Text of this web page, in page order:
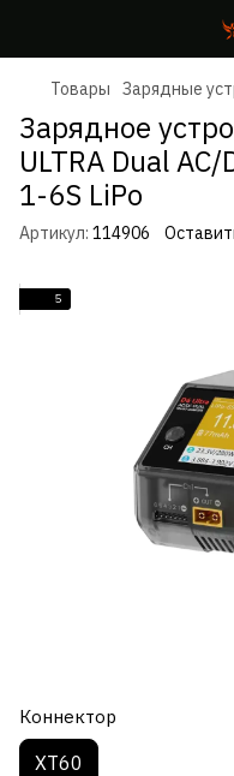
Товары Зарядные
Зарядное
ULTRA Dual
1-6S LiPo
Артикул: 114906
5
Коннектор
XT60